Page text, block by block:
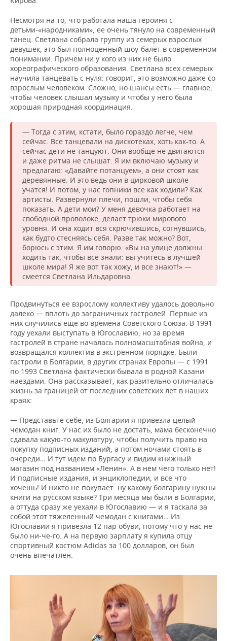
Несмотря на то, что работала наша героиня с
детьми-«народниками», ее очень тянуло на современный
танец. Светлана собрала группу из семерых взрослых
девушек, это был полноценный шоу-балет в современном
понимании. Причем ни у кого из них не было
хореографического образования. Светлана всех семерых
научила танцевать с нуля: говорит, это возможно даже со
взрослым человеком. Сложно, но шансы есть — главное,
чтобы человек слышал музыку и чтобы у него была
хорошая природная координация.
— Тогда с этим, кстати, было гораздо легче, чем
сейчас. Все танцевали на дискотеках, хоть как-то. А
сейчас дети не танцуют. Они вообще не двигаются
и даже ритма не слышат. Я им включаю музыку и
предлагаю: «Давайте потанцуем», а они стоят как
деревянные. И это ведь они в цирковой школе
учатся! И потом, у нас гопники все как ходили? Как
артисты. Развернули плечи, пошли, чтобы себя
показать. А дети мои? У меня девочка работает на
свободной проволоке, делает трюки мирового
уровня. И она ходит вся скрючившись, согнувшись,
как будто стесняясь себя. Разве так можно? Вот,
борюсь с этим. Я им говорю: «Вы на улице должны
ходить так, чтобы все знали: вы учитесь в лучшей
школе мира! Я же вот так хожу, и все знают!» —
смеется Светлана Ильдаровна.
Продвинуться ее взрослому коллективу удалось довольно
далеко — вплоть до заграничных гастролей. Первые из
них случились еще во времена Советского Союза. В 1991
году уехали выступать в Югославию, но за время
гастролей в стране началась полномасштабная война, и
возвращался коллектив в экстренном порядке. Были
гастроли в Болгарии, в других странах Европы — с 1991
по 1993 Светлана фактически бывала в родной Казани
наездами. Она рассказывает, как разительно отличалась
жизнь за границей от последних советских лет в наших
краях:
— Представьте себе, из Болгарии я привезла целый
чемодан книг. У нас их было не достать, мама бесконечно
сдавала какую-то макулатуру, чтобы получить право на
покупку подписных изданий, а потом ночами стоять в
очереди… И тут идем по Бургасу и видим книжный
магазин под названием «Ленин». А в нем чего только нет!
И подписные издания, и энциклопедии, и все что
хочешь! И никто не покупает: ну какому болгарину нужны
книги на русском языке? Три месяца мы были в Болгарии,
а оттуда сразу же уехали в Югославию — и я таскала за
собой этот тяжеленный чемодан с книгами… Из
Югославии я привезла 12 пар обуви, потому что у нас не
было ни-че-го. А на первую зарплату я купила отцу
спортивный костюм Adidas за 100 долларов, он был
очень впечатлен.